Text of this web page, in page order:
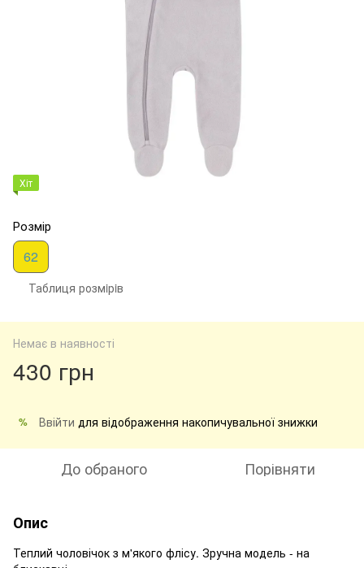
Хіт
Розмір
62
Таблиця розмiрiв
Немає в наявності
430 грн
% Ввійти для відображення накопичувальної знижки
До обраного Порівняти
Опис
Теплий чоловічок з м'якого флісу. Зручна модель - на